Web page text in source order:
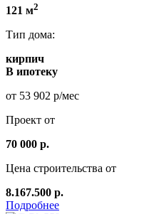
121 м2
Тип дома:
кирпич
В ипотеку
от 53 902 р/мес
Проект от
70 000 р.
Цена строительства от
8.167.500 р.
Подробнее